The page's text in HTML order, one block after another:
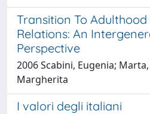
Transition To
Relations: An
Perspective
2006 Scabini, Eugenia;
Margherita
I valori degli italiani